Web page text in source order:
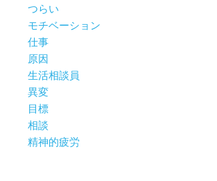
つらい
モチベーション
仕事
原因
生活相談員
異変
目標
相談
精神的疲労